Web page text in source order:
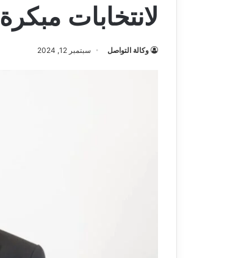
لانتخابات مبكرة
وكالة التواصل سبتمبر 12, 2024